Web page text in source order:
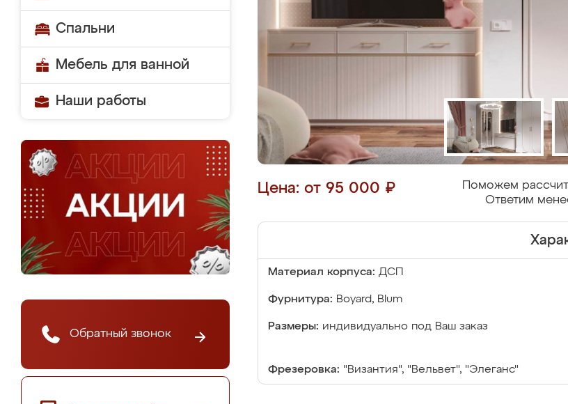
Спальни
Мебель для ванной
Наши работы
Обратный звонок
Цена: от 95 000 ₽
Поможем
Ответим
Материал корпуса: ДСП
Фурнитура: Boyard, Blum
Размеры: индивидуально под Ваш заказ
Фрезеровка: "Византия", "Вельвет", "Элеганс"